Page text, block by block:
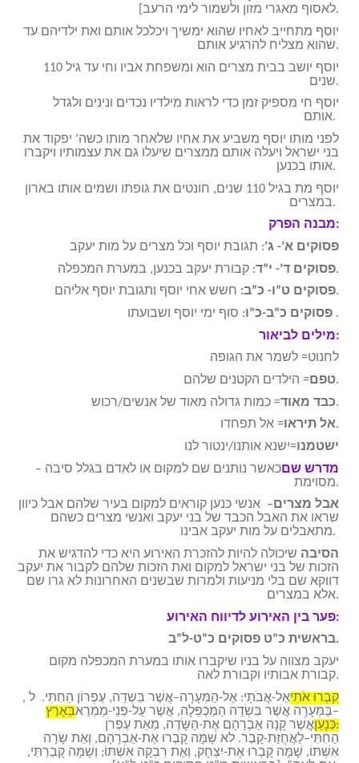
לאסוף מאגרי מזון ולשמור לימי הרעב].
יוסף מתחייב לאחיו שהוא ימשיך ויכלכל אותם ואת ילדיהם עד
שהוא מצליח להרגיע אותם.
יוסף יושב בבית מצרים הוא ומשפחת אביו וחי עד גיל 110
שנים.
יוסף חי מספיק זמן כדי לראות מילדיו נכדים ונינים ולגדל
אותם.
לפני מותו יוסף משביע את אחיו שלאחר מותו כשה’ יפקוד את
בני ישראל ויעלה אותם ממצרים שיעלו גם את עצמותיו ויקברו
אותו בכנען.
יוסף מת בגיל 110 שנים, חונטים את גופתו ושמים אותו בארון
במצרים.
מבנה הפרק:
פסוקים א’- ג’: תגובת יוסף וכל מצרים על מות יעקב
פסוקים ד’- י”ד: קבורת יעקב בכנען, במערת המכפלה.
פסוקים ט”ו- כ”ב:חשש אחי יוסף ותגובת יוסף אליהם.
פסוקים כ”ב-כ”ו : סוף ימי יוסף ושבועתו .
מילים לביאור:
לחנוט= לשמר את הגופה
טפם= הילדים הקטנים שלהם.
כבד מאוד= כמות גדולה מאוד של אנשים/רכוש.
אל תיראו= אל תפחדו.
ישטמנו =ישנא אותנו/ינטור לנו
מדרש שם
– כאשר נותנים שם למקום או לאדם בגלל סיבה
מסוימת.
אבל מצרים– אנשי כנען קוראים למקום בעיר שלהם אבל כיוון
שראו את האבל הכבד של בני יעקב ואנשי מצרים כשהם
מתאבלים על מות יעקב אבינו.
הסיבה שיכולה להיות להזכרת האירוע היא כדי להדגיש את
הזכות של בני ישראל למקום ואת הזכות שלהם לקבור את יעקב
דווקא שם בלי מניעות ולמרות שבשנים האחרונות לא גרו שם
אלא במצרים.
פער בין האירוע לדיווח האירוע:
בראשית כ”ט פסוקים כ”ט-ל”ב.
יעקב מצווה על בניו שיקברו אותו במערת המכפלה מקום
קבורת אבותיו וקבורת לאה.
קִבְרוּ אֹתִי
, אֶל-אֲבֹתָי: אֶל-הַמְּעָרָה–אֲשֶׁר בִּשְׂדֵה, עֶפְרוֹן הַחִתִּי. ל
בַּמְּעָרָה אֲשֶׁר בִּשְׂדֵה הַמַּכְפֵּלָה, אֲשֶׁר עַל-פְּנֵי-מַמְרֵא–
בְּאֶרֶץ
כְּנָעַן:
הַחִתִּי–לַאֲחֻזַּת-קָבֶר. לא שָׁמָּה קָבְרוּ אֶת-אַבְרָהָם, וְאֵת שָׂרָה
אִשְׁתּוֹ, שָׁמָּה קָבְרוּ אֶת-יִצְחָק, וְאֵת רִבְקָה אִשְׁתּוֹ; וְשָׁמָּה קָבַרְתִּי,